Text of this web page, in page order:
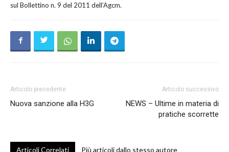
sul Bollettino n. 9 del 2011 dell’Agcm.
Articolo precedente
Nuova sanzione alla H3G
Articolo successivo
NEWS – Ultime in materia di
pratiche scorrette
Articoli Correlati Più articoli dallo stesso autore